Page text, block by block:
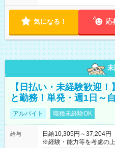
気になる！ 応
【日払い・未経験歓迎
と勤務！単発・週1日～
アルバイト 職種未経験OK
給与
日給10,305円～37,204円
※経験・能力等を考慮の上、